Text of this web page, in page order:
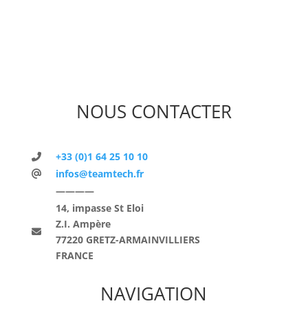
NOUS CONTACTER
+33 (0)1 64 25 10 10
infos@teamtech.fr
————
14, impasse St Eloi
Z.I. Ampère
77220 GRETZ-ARMAINVILLIERS
FRANCE
NAVIGATION